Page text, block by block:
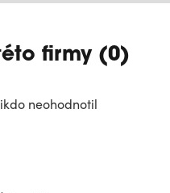
firmy (0)
neohodnotil